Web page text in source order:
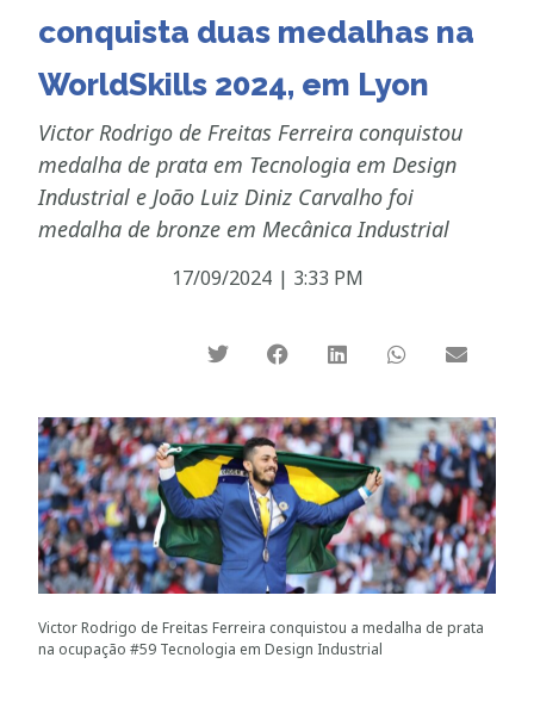
conquista duas medalhas na
WorldSkills 2024, em Lyon
Victor Rodrigo de Freitas Ferreira conquistou
medalha de prata em Tecnologia em Design
Industrial e João Luiz Diniz Carvalho foi
medalha de bronze em Mecânica Industrial
17/09/2024 | 3:33 PM
Victor Rodrigo de Freitas Ferreira conquistou a medalha de prata
na ocupação #59 Tecnologia em Design Industrial